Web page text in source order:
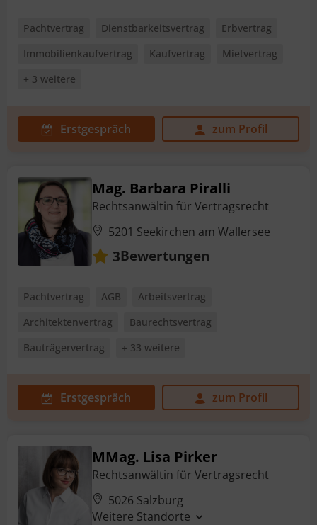
Pachtvertrag Dienstbarkeitsvertrag
Erbvertrag
Immobilienkaufvertrag
Kaufvertrag
Mietvertrag
+ 3 weitere
Erstgespräch zum Profil
Mag. Barbara Piralli
Rechtsanwältin für Vertragsrecht
5201 Seekirchen am Wallersee
3Bewertungen
Pachtvertrag AGB
Arbeitsvertrag
Architektenvertrag
Baurechtsvertrag
Bauträgervertrag
+ 33 weitere
Erstgespräch zum Profil
MMag. Lisa Pirker
Rechtsanwältin für Vertragsrecht
5026 Salzburg
Weitere Standorte